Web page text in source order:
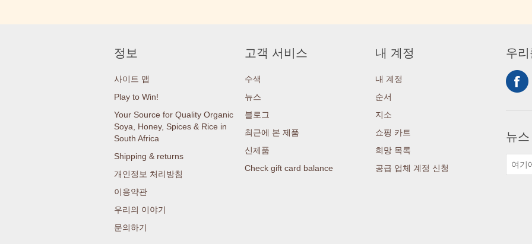
정보
사이트 맵
Play to Win!
Your Source for Quality Organic
Soya, Honey, Spices & Rice in
South Africa
Shipping & returns
개인정보 처리방침
이용약관
우리의 이야기
문의하기
고객 서비스
수색
뉴스
블로그
최근에 본 제품
신제품
Check gift card balance
내 계정
내 계정
순서
지소
쇼핑 카트
희망 목록
공급 업체 계정 신청
우
뉴